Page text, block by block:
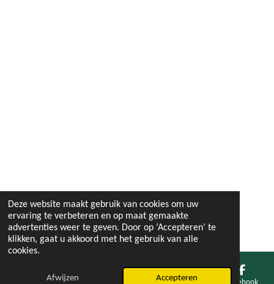
Deze website maakt gebruik van cookies om uw
ervaring te verbeteren en op maat gemaakte
advertenties weer te geven. Door op ‘Accepteren’ te
klikken, gaat u akkoord met het gebruik van alle
cookies.
Afwijzen Accepteren
E-mailadres Facebook